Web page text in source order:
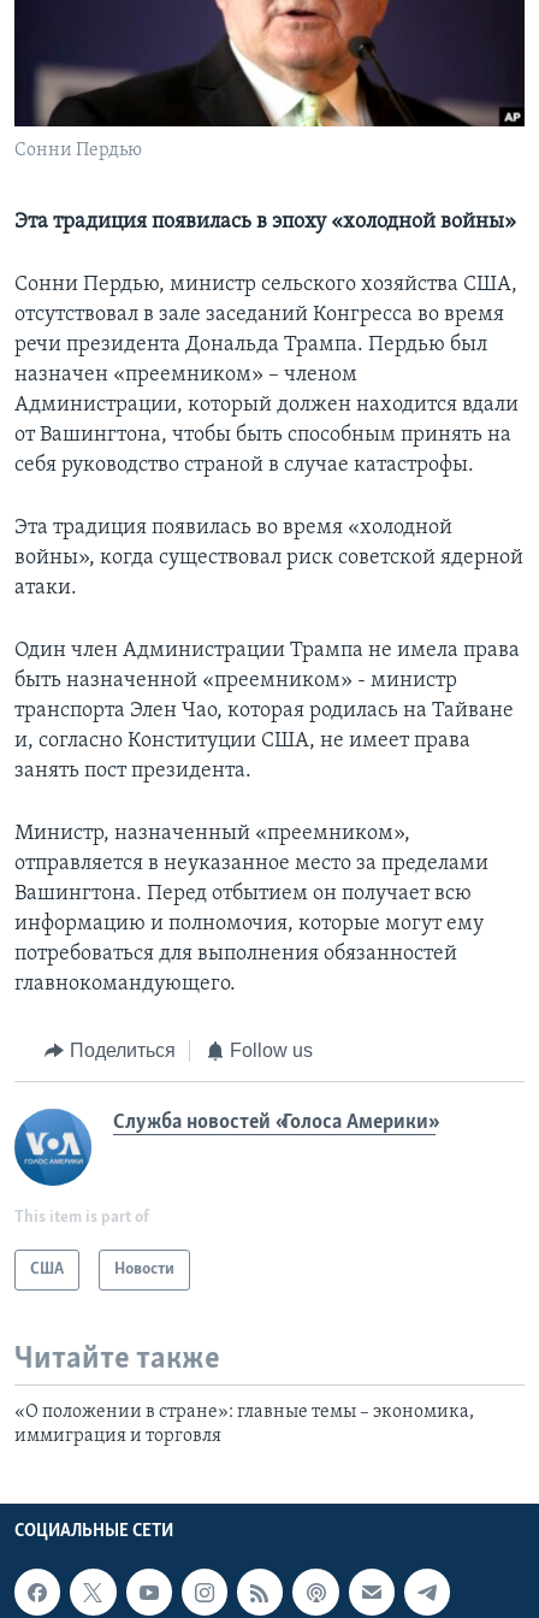
СОЦИАЛЬНЫЕ СЕТИ
Языки
Сонни Пердью
Эта традиция появилась в эпоху «холодной войны»
Сонни Пердью, министр сельского хозяйства США,
отсутствовал в зале заседаний Конгресса во время
речи президента Дональда Трампа. Пердью был
назначен «преемником» – членом
Администрации, который должен находится вдали
от Вашингтона, чтобы быть способным принять на
себя руководство страной в случае катастрофы.
Эта традиция появилась во время «холодной
войны», когда существовал риск советской ядерной
атаки.
Один член Администрации Трампа не имела права
быть назначенной «преемником» - министр
транспорта Элен Чао, которая родилась на Тайване
и, согласно Конституции США, не имеет права
занять пост президента.
Министр, назначенный «преемником»,
отправляется в неуказанное место за пределами
Вашингтона. Перед отбытием он получает всю
информацию и полномочия, которые могут ему
потребоваться для выполнения обязанностей
главнокомандующего.
Поделиться Follow us
Служба новостей «Голоса Америки»
This item is part of
США Новости
Читайте также
«О положении в стране»: главные темы – экономика,
иммиграция и торговля
СОЦИАЛЬНЫЕ СЕТИ